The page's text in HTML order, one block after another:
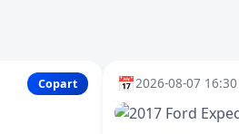
Copart 📅2026-08-07 16:30